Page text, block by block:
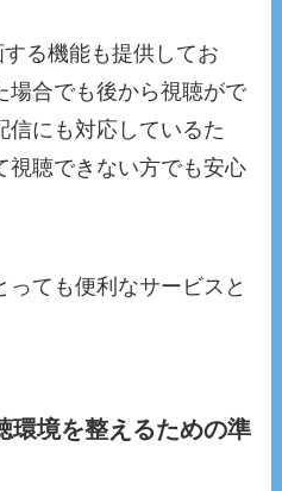
る機能も提供してお
場合でも後から視聴がで
信にも対応しているた
視聴できない方でも安心
ても便利なサービスと
環境を整えるための準